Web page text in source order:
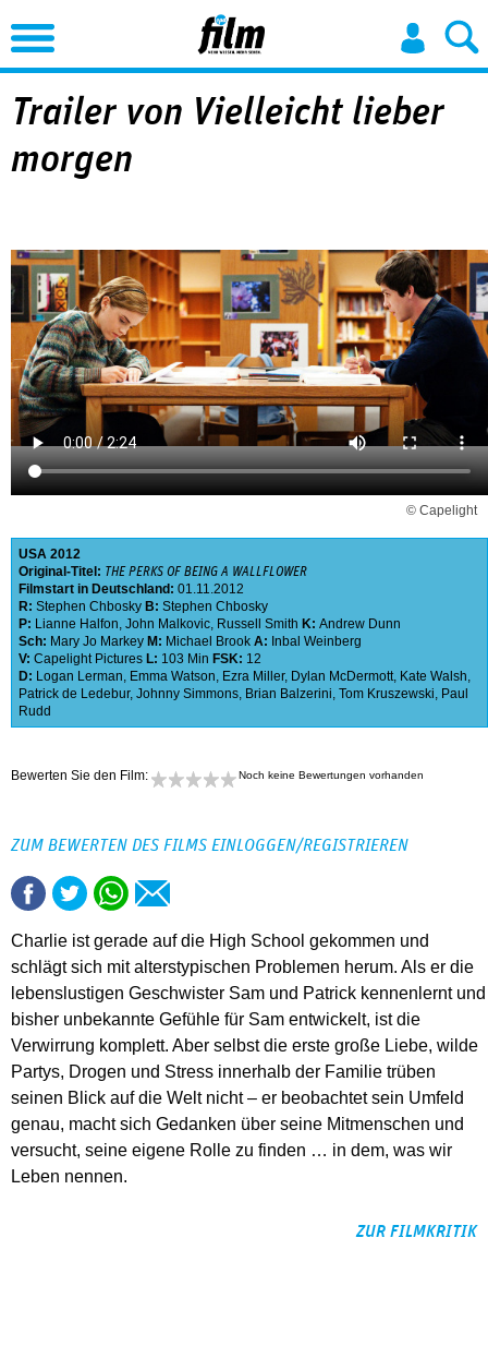
Jump to Navigation
Trailer von Vielleicht lieber
morgen
© Capelight
USA 2012
Original-Titel: THE PERKS OF BEING A WALLFLOWER
Filmstart in Deutschland: 01.11.2012
R: Stephen Chbosky B: Stephen Chbosky
P: Lianne Halfon, John Malkovic, Russell Smith K: Andrew Dunn
Sch: Mary Jo Markey M: Michael Brook A: Inbal Weinberg
V: Capelight Pictures L: 103 Min FSK: 12
D: Logan Lerman, Emma Watson, Ezra Miller, Dylan McDermott, Kate Walsh,
Patrick de Ledebur, Johnny Simmons, Brian Balzerini, Tom Kruszewski, Paul
Rudd
Bewerten Sie den Film: Noch keine Bewertungen vorhanden
ZUM BEWERTEN DES FILMS EINLOGGEN/REGISTRIEREN
Charlie ist gerade auf die High School gekommen und
schlägt sich mit alterstypischen Problemen herum. Als er die
lebenslustigen Geschwister Sam und Patrick kennenlernt und
bisher unbekannte Gefühle für Sam entwickelt, ist die
Verwirrung komplett. Aber selbst die erste große Liebe, wilde
Partys, Drogen und Stress innerhalb der Familie trüben
seinen Blick auf die Welt nicht – er beobachtet sein Umfeld
genau, macht sich Gedanken über seine Mitmenschen und
versucht, seine eigene Rolle zu finden … in dem, was wir
Leben nennen.
ZUR FILMKRITIK